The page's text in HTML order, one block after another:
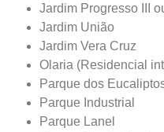
Jardim Progresso III
Jardim União
Jardim Vera Cruz
Olaria (Residencial
Parque dos
Parque Industrial
Parque Lanel